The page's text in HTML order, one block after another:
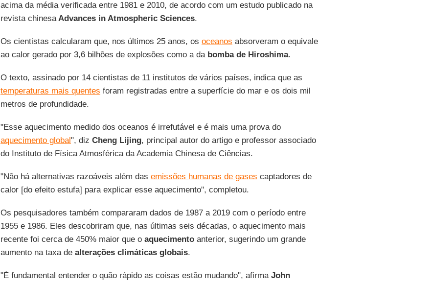
acima da média verificada entre 1981 e 2010, de acordo com um estudo publicado na
revista chinesaAdvances in Atmospheric Sciences.
Os cientistas calcularam que, nos últimos 25 anos, os oceanos absorveram o equivale
ao calor gerado por 3,6 bilhões de explosões como a da bomba de Hiroshima.
O texto, assinado por 14 cientistas de 11 institutos de vários países, indica que as
temperaturas mais quentes foram registradas entre a superfície do mar e os dois mil
metros de profundidade.
"Esse aquecimento medido dos oceanos é irrefutável e é mais uma prova do
aquecimento global", diz Cheng Lijing, principal autor do artigo e professor associado
do Instituto de Física Atmosférica da Academia Chinesa de Ciências.
"Não há alternativas razoáveis ​​além das emissões humanas de gases captadores de
calor [do efeito estufa] para explicar esse aquecimento", completou.
Os pesquisadores também compararam dados de 1987 a 2019 com o período entre
1955 e 1986. Eles descobriram que, nas últimas seis décadas, o aquecimento mais
recente foi cerca de 450% maior que o aquecimentoanterior, sugerindo um grande
aumento na taxa de alterações climáticas globais.
"É fundamental entender o quão rápido as coisas estão mudando", afirma John